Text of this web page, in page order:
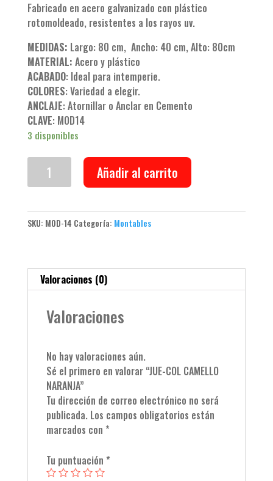
Fabricado en acero galvanizado con plástico
rotomoldeado, resistentes a los rayos uv.
MEDIDAS: Largo: 80 cm, Ancho: 40 cm, Alto: 80cm
MATERIAL: Acero y plástico
ACABADO: Ideal para intemperie.
COLORES: Variedad a elegir.
ANCLAJE: Atornillar o Anclar en Cemento
CLAVE: MOD14
3 disponibles
NARANJA
cantidad
Añadir al carrito
SKU: MOD-14 Categoría: Montables
Valoraciones (0)
Valoraciones
No hay valoraciones aún.
Sé el primero en valorar “JUE-COL CAMELLO
NARANJA”
Tu dirección de correo electrónico no será
publicada. Los campos obligatorios están
marcados con *
Tu puntuación *